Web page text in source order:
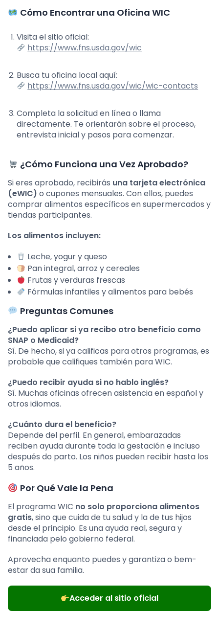
Cómo Encontrar una Oficina WIC
Visita el sitio oficial:
https://www.fns.usda.gov/wic
Busca tu oficina local aquí:
https://www.fns.usda.gov/wic/wic-contacts
Completa la solicitud en línea o llama
directamente. Te orientarán sobre el proceso,
entrevista inicial y pasos para comenzar.
¿Cómo Funciona una Vez Aprobado?
Si eres aprobado, recibirás una tarjeta electrónica
(eWIC) o cupones mensuales. Con ellos, puedes
comprar alimentos específicos en supermercados y
tiendas participantes.
Los alimentos incluyen:
Leche, yogur y queso
Pan integral, arroz y cereales
Frutas y verduras frescas
Fórmulas infantiles y alimentos para bebés
Preguntas Comunes
¿Puedo aplicar si ya recibo otro beneficio como
SNAP o Medicaid?
Sí. De hecho, si ya calificas para otros programas, es
probable que califiques también para WIC.
¿Puedo recibir ayuda si no hablo inglés?
Sí. Muchas oficinas ofrecen asistencia en español y
otros idiomas.
¿Cuánto dura el beneficio?
Depende del perfil. En general, embarazadas
reciben ayuda durante toda la gestación e incluso
después do parto. Los niños pueden recibir hasta los
5 años.
Por Qué Vale la Pena
El programa WIC no solo proporciona alimentos
gratis, sino que cuida de tu salud y la de tus hijos
desde el principio. Es una ayuda real, segura y
financiada pelo gobierno federal.
Aprovecha enquanto puedes y garantiza o bem-
estar da sua familia.
Acceder al sitio oficial